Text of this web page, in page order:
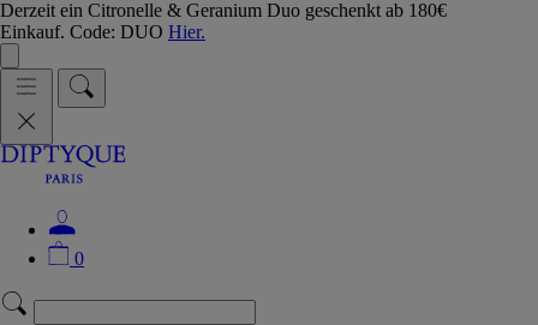
Derzeit ein Citronelle & Geranium Duo geschenkt ab 180€
Einkauf. Code: DUO Hier.
0